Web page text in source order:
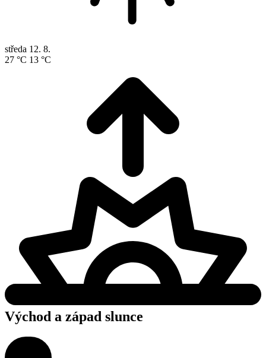
středa 12. 8.
27 °C 13 °C
Východ a západ slunce